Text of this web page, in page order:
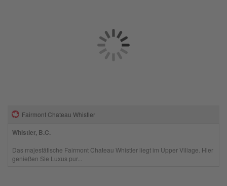
Fairmont Chateau Whistler
Whistler, B.C.
Das majestätische Fairmont Chateau Whistler liegt im Upper Village. Hier
genießen Sie Luxus pur...